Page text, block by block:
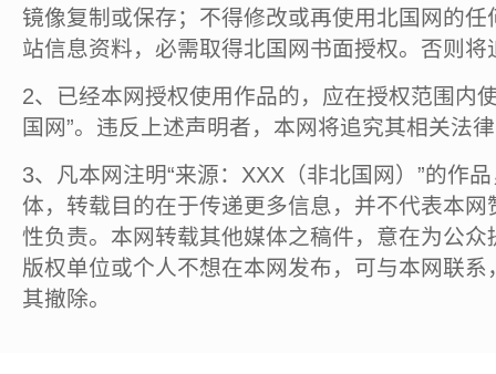
镜像复制或保存；不得修改或再使用北国网的
站信息资料，必需取得北国网书面授权。否则将
2、已经本网授权使用作品的，应在授权范围内
国网”。违反上述声明者，本网将追究其相关法
3、凡本网注明“来源：XXX（非北国网）”的作
体，转载目的在于传递更多信息，并不代表本
性负责。本网转载其他媒体之稿件，意在为公
版权单位或个人不想在本网发布，可与本网联
其撤除。